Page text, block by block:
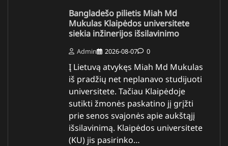
Bangladešo pilietis Miah Md
Mukulas Klaipėdos universitete
siekia inžinerijos išsilavinimo
Admin 2026-08-07 0
Į Lietuvą atvykęs Miah Md Mukulas
iš pradžių net neplanavo studijuoti
universitete. Tačiau Klaipėdoje
sutikti žmonės paskatino jį grįžti
prie senos svajonės apie aukštąjį
išsilavinimą. Klaipėdos universitete
(KU) jis pasirinko…